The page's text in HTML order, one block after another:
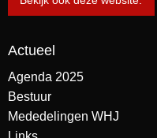
Actueel
Agenda 2025
Bestuur
Mededelingen WHJ